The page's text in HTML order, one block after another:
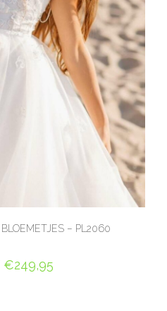
– PL2060
€249,95